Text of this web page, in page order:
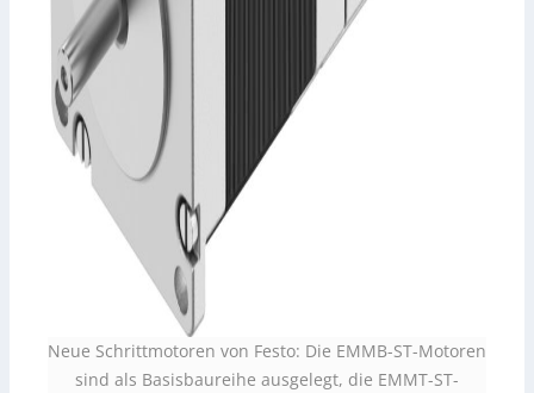
Neue Schrittmotoren von Festo: Die EMMB-ST-Motoren
sind als Basisbaureihe ausgelegt, die EMMT-ST-